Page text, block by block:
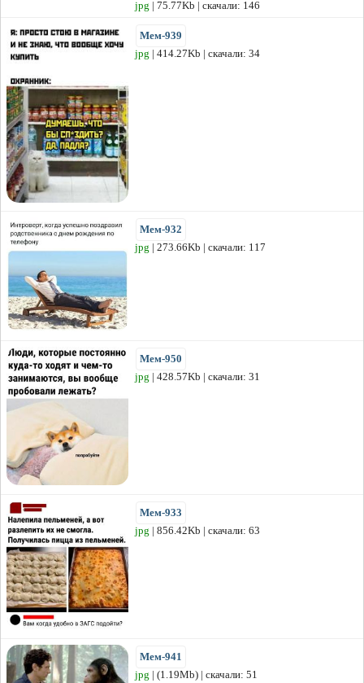
jpg | 75.77Kb | скачали: 146
Мем-939
jpg | 414.27Kb | скачали: 34
Мем-932
jpg | 273.66Kb | скачали: 117
Мем-950
jpg | 428.57Kb | скачали: 31
Мем-933
jpg | 856.42Kb | скачали: 63
Мем-941
jpg | (1.19Mb) | скачали: 51